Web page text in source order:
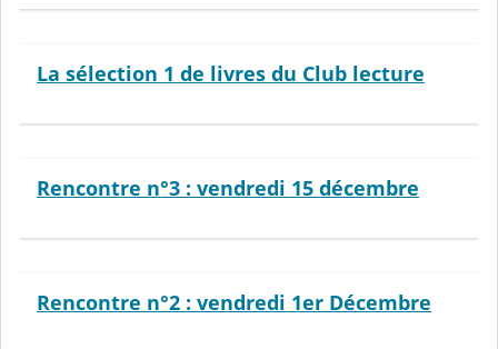
La sélection 1 de livres du Club lecture
Rencontre n°3 : vendredi 15 décembre
Rencontre n°2 : vendredi 1er Décembre